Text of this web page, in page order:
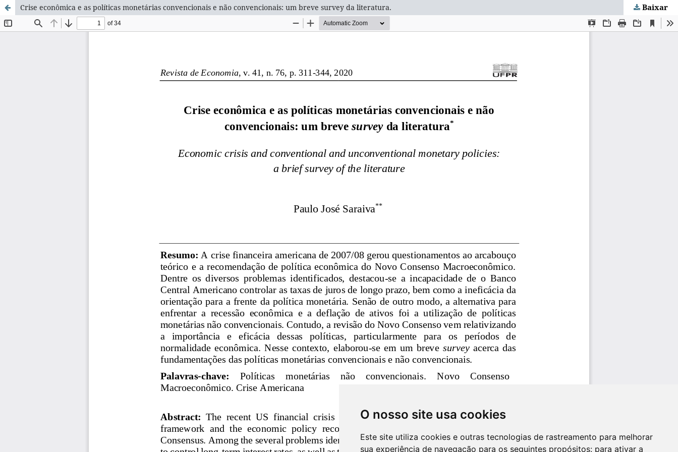
O nosso site usa cookies
Este site utiliza cookies e outras tecnologias de rastreamento para melhorar
sua experiência de navegação para os seguintes propósitos: para ativar a
Crise econômica e as políticas monetárias convencionais e não convencionais: um breve survey da literatura. Baixar